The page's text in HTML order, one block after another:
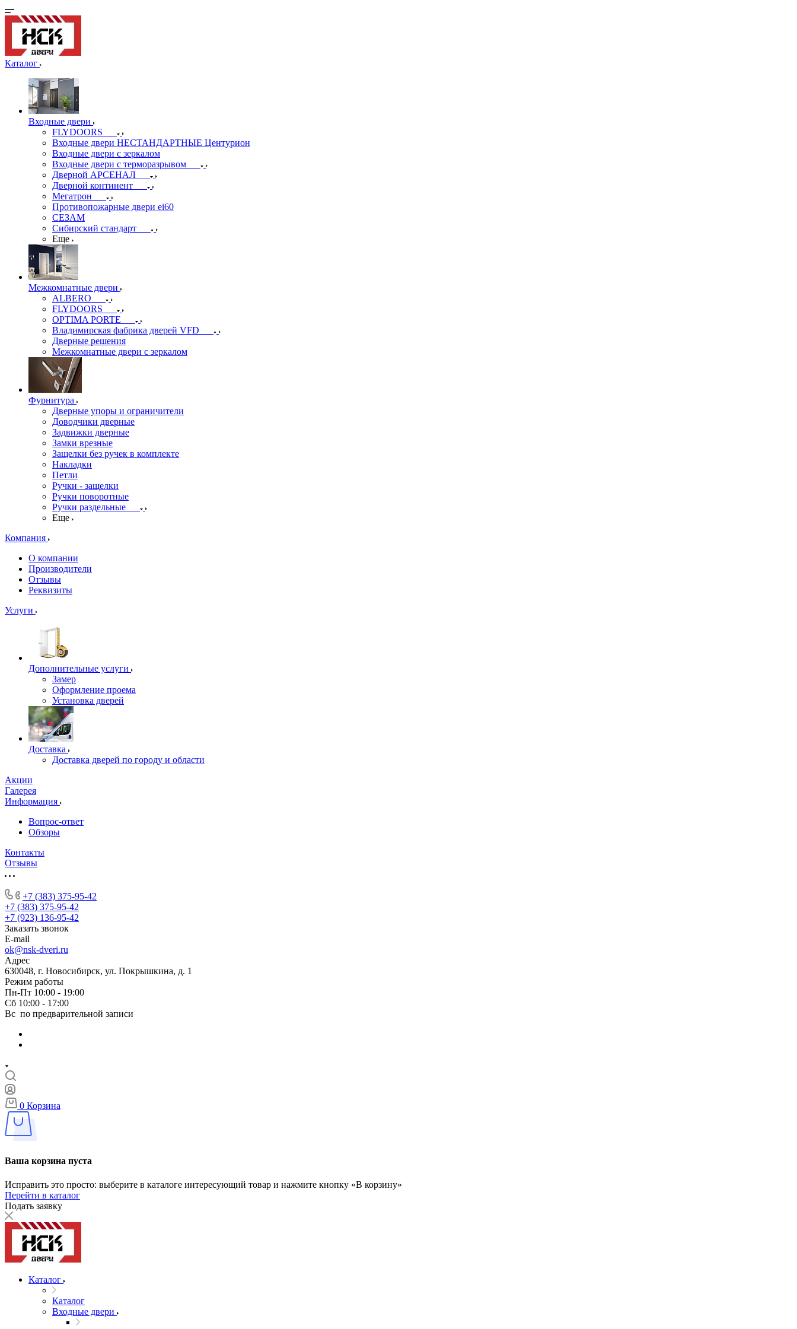
Каталог
Входные двери
FLYDOORS
Входные двери НЕСТАНДАРТНЫЕ Центурион
Входные двери с зеркалом
Входные двери с терморазрывом
Дверной АРСЕНАЛ
Дверной континент
Мегатрон
Противопожарные двери ei60
СЕЗАМ
Сибирский стандарт
Еще
Межкомнатные двери
ALBERO
FLYDOORS
OPTIMA PORTE
Владимирская фабрика дверей VFD
Дверные решения
Межкомнатные двери c зеркалом
Фурнитура
Дверные упоры и ограничители
Доводчики дверные
Задвижки дверные
Замки врезные
Защелки без ручек в комплекте
Накладки
Петли
Ручки - защелки
Ручки поворотные
Ручки раздельные
Еще
Компания
О компании
Производители
Отзывы
Реквизиты
Услуги
Дополнительные услуги
Замер
Оформление проема
Установка дверей
Доставка
Доставка дверей по городу и области
Акции
Галерея
Информация
Вопрос-ответ
Обзоры
Контакты
Отзывы
+7 (383) 375-95-42
+7 (383) 375-95-42
+7 (923) 136-95-42
Заказать звонок
E-mail
ok@nsk-dveri.ru
Адрес
630048, г. Новосибирск, ул. Покрышкина, д. 1
Режим работы
Пн-Пт 10:00 - 19:00
Сб 10:00 - 17:00
Вс по предварительной записи
0 Корзина
Ваша корзина пуста
Исправить это просто: выберите в каталоге интересующий товар и нажмите кнопку «В корзину»
Перейти в каталог
Подать заявку
Каталог
Каталог
Входные двери